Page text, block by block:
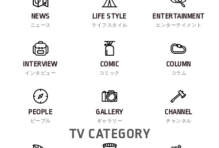
NEWS
ニュース
LIFE STYLE
ライフスタイル
ENTERTAINMENT
エンターテイメント
INTERVIEW
インタビュー
COMIC
コミック
COLUMN
コラム
PEOPLE
ピープル
GALLERY
ギャラリー
CHANNEL
チャンネル
TV CATEGORY